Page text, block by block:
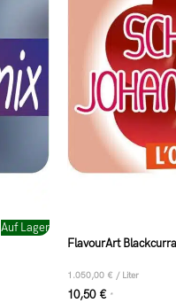
Auf Lager
FlavourArt
1.050,00 € / Liter
10,50 € *